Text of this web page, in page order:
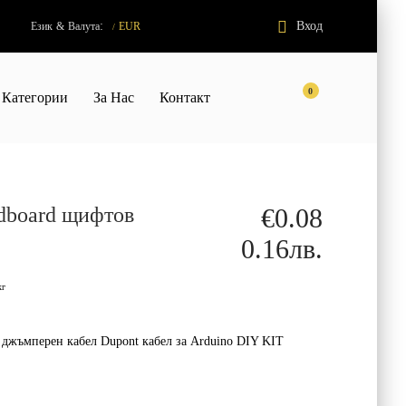
Език & Валута: / EUR Вход
0
Категории За Нас Контакт
щифтов
€0.08
0.16лв.
кабел Dupont кабел за Arduino DIY KIT